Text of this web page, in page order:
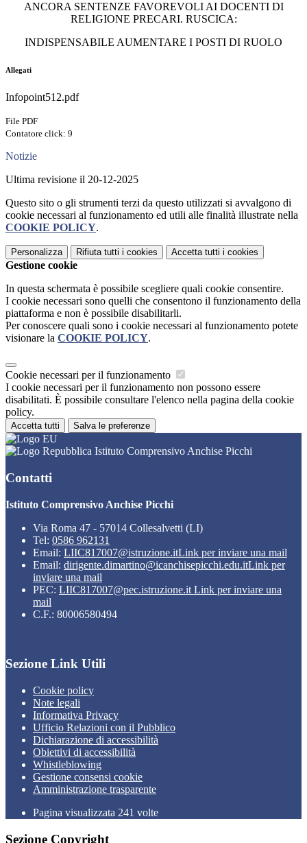
ANCORA SENTENZE FAVOREVOLI AI DOCENTI DI
RELIGIONE PRECARI. RUSCICA:
INDISPENSABILE AUMENTARE I POSTI DI RUOLO
Allegati
Infopoint512.pdf
File PDF
Contatore click: 9
Notizie
Ultima revisione il 20-12-2025
Questo sito o gli strumenti terzi da questo utilizzati si avvalgono di
cookie necessari al funzionamento ed utili alle finalità illustrate nella
COOKIE POLICY.
Personalizza Rifiuta tutti i cookies Accetta tutti i cookies
Gestione cookie
In questa schermata è possibile scegliere quali cookie consentire.
I cookie necessari sono quelli che consentono il funzionamento della
piattaforma e non è possibile disabilitarli.
Per conoscere quali sono i cookie necessari al funzionamento potete
visionare la COOKIE POLICY.
Cookie necessari per il funzionamento
I cookie necessari per il funzionamento non possono essere
disabilitati. È possibile consultare l'elenco nella pagina della cookie
policy.
Accetta tutti Salva le preferenze
Istituto Comprensivo Anchise Picchi
Contatti
Istituto Comprensivo Anchise Picchi
Via Roma 47 - 57014 Collesalvetti (LI)
Tel: 0586 962131
Email: LIIC817007@istruzione.itLink per inviare una mail
Email: dirigente.dimartino@icanchisepicchi.edu.itLink per
inviare una mail
PEC: LIIC817007@pec.istruzione.it Link per inviare una
mail
C.F.: 80006580494
Sezione Link Utili
Cookie policy
Note legali
Informativa Privacy
Ufficio Relazioni con il Pubblico
Dichiarazione di accessibilità
Obiettivi di accessibilità
Whistleblowing
Gestione consensi cookie
Amministrazione trasparente
Pagina visualizzata 241 volte
Sezione Copyright